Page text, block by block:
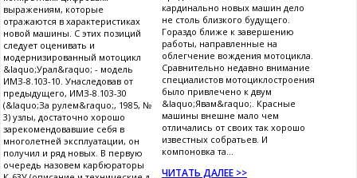
выражениям, которые
отражаются в характеристиках
новой машины. С этих позиций
следует оценивать и
модернизированный мотоцикл
&laquo;Урал&raquo; - модель
ИМЗ-8.103-10. Унаследовав от
предыдущего, ИМЗ-8.103-30
(&laquo;За рулем&raquo;, 1985, №
3) узлы, достаточно хорошо
зарекомендовавшие себя в
многолетней эксплуатации, он
получил и ряд новых. В первую
очередь назовем карбюраторы
кардинально новых машин дело
не столь близкого будущего.
Гораздо ближе к завершению
работы, направленные на
облегчение вождения мотоцикла.
Сравнительно недавно внимание
специалистов мотоциклостроения
было привлечено к двум
&laquo;Явам&raquo;. Красные
машины внешне мало чем
отличались от своих так хорошо
известных собратьев. И
компоновка та...
ЧИТАТЬ ДАЛЕЕ >>